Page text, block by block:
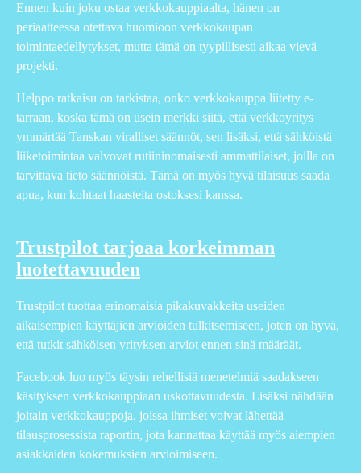
Ennen kuin joku ostaa verkkokauppiaalta, hänen on
periaatteessa otettava huomioon verkkokaupan
toimintaedellytykset, mutta tämä on tyypillisesti aikaa vievä
projekti.
Helppo ratkaisu on tarkistaa, onko verkkokauppa liitetty e-
tarraan, koska tämä on usein merkki siitä, että verkkoyritys
ymmärtää Tanskan viralliset säännöt, sen lisäksi, että sähköistä
liiketoimintaa valvovat rutiininomaisesti ammattilaiset, joilla on
tarvittava tieto säännöistä. Tämä on myös hyvä tilaisuus saada
apua, kun kohtaat haasteita ostoksesi kanssa.
Trustpilot tarjoaa korkeimman
luotettavuuden
Trustpilot tuottaa erinomaisia pikakuvakkeita useiden
aikaisempien käyttäjien arvioiden tulkitsemiseen, joten on hyvä,
että tutkit sähköisen yrityksen arviot ennen sinä määräät.
Facebook luo myös täysin rehellisiä menetelmiä saadakseen
käsityksen verkkokauppiaan uskottavuudesta. Lisäksi nähdään
joitain verkkokauppoja, joissa ihmiset voivat lähettää
tilausprosessista raportin, jota kannattaa käyttää myös aiempien
asiakkaiden kokemuksien arvioimiseen.